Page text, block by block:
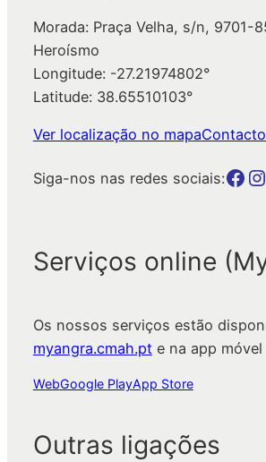
Morada: Praça Velha, s/n, 9701-
Heroísmo
Longitude: -27.21974802°
Latitude: 38.65510103°
Ver localização no mapa
Siga-nos nas redes sociais:Botão para a página da autarquia no Facebook Botão para a página da autarquia no Instagram
Serviços online
Os nossos serviços estão
myangra.cmah.pt e na app móvel
WebGoogle PlayApp Store
Outras ligações